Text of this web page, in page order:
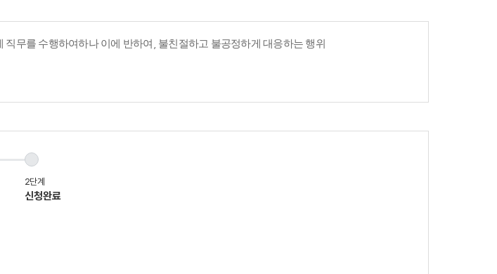
무를 수행하여하나 이에 반하여, 불친절하고 불공정하게 대응하는 행위